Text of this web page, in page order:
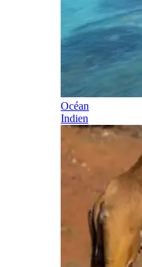
Océan
Indien